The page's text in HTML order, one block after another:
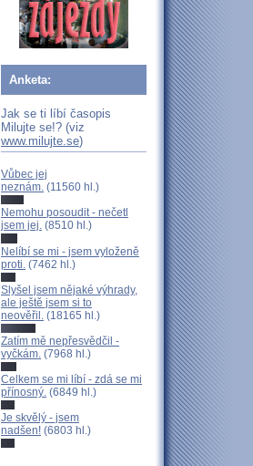
Anketa:
Jak se ti líbí časopis
Milujte se!? (viz
www.milujte.se)
Vůbec jej
neznám. (11560 hl.)
Nemohu posoudit - nečetl
jsem jej. (8510 hl.)
Nelíbí se mi - jsem vyloženě
proti. (7462 hl.)
Slyšel jsem nějaké výhrady,
ale ještě jsem si to
neověřil. (18165 hl.)
Zatím mě nepřesvědčil -
vyčkám. (7968 hl.)
Celkem se mi líbí - zdá se mi
přínosný. (6849 hl.)
Je skvělý - jsem
nadšen! (6803 hl.)